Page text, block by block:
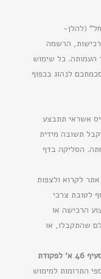
(להלן-
רכישות, הרשמה
העמותה. כל שימוש
לנהוג בכפוף
אשראי תתבצע
תשובה מידית
הסליקה בדף
לקרוא ולצפות
לטובת צרכי
הרכישה או
שהתקבלו, או
התרומות לעמותה מוכרות לצרכי מס לפי סעיף 46 א' לפקודת
התרומות למימוש